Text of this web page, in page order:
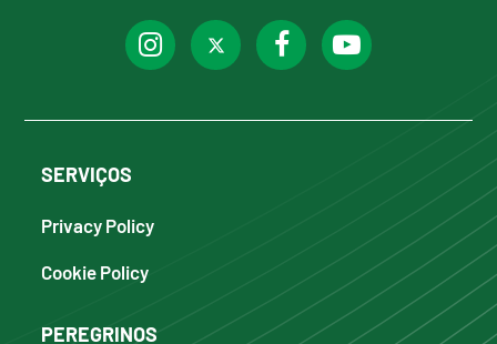
SERVIÇOS
Privacy Policy
Cookie Policy
PEREGRINOS